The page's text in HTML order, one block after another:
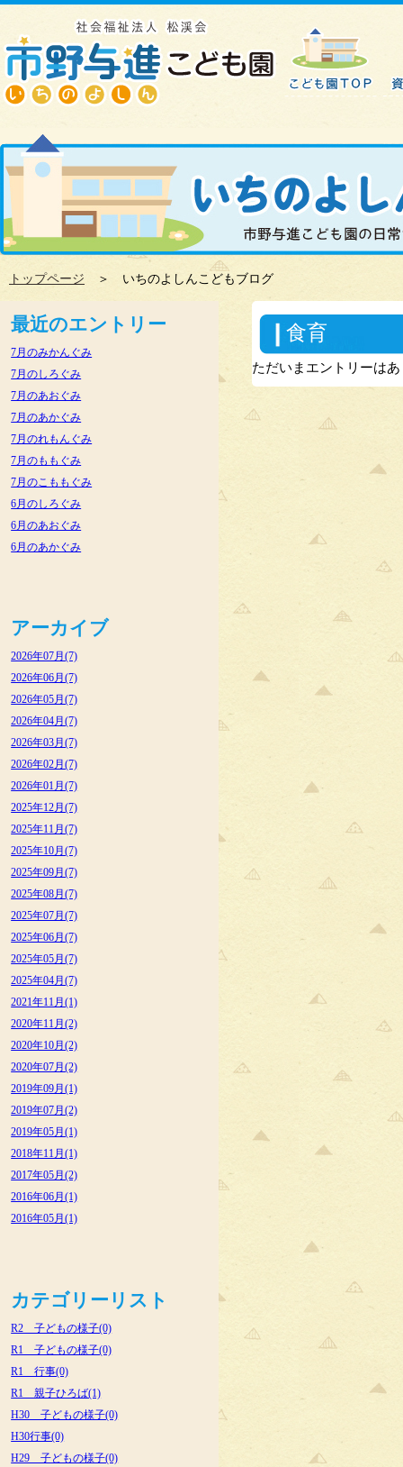
トップページ ＞ いちのよしんこどもブログ
食育
ただいまエントリーは
最近のエントリー
7月のみかんぐみ
7月のしろぐみ
7月のあおぐみ
7月のあかぐみ
7月のれもんぐみ
7月のももぐみ
7月のこももぐみ
6月のしろぐみ
6月のあおぐみ
6月のあかぐみ
アーカイブ
2026年07月(7)
2026年06月(7)
2026年05月(7)
2026年04月(7)
2026年03月(7)
2026年02月(7)
2026年01月(7)
2025年12月(7)
2025年11月(7)
2025年10月(7)
2025年09月(7)
2025年08月(7)
2025年07月(7)
2025年06月(7)
2025年05月(7)
2025年04月(7)
2021年11月(1)
2020年11月(2)
2020年10月(2)
2020年07月(2)
2019年09月(1)
2019年07月(2)
2019年05月(1)
2018年11月(1)
2017年05月(2)
2016年06月(1)
2016年05月(1)
カテゴリーリスト
R2 子どもの様子(0)
R1 子どもの様子(0)
R1 行事(0)
R1 親子ひろば(1)
H30 子どもの様子(0)
H30行事(0)
H29 子どもの様子(0)